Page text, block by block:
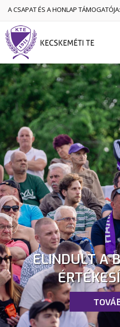
A CSAPAT ÉS A HONLAP TÁMOGATÓJA:
ELINDULT A